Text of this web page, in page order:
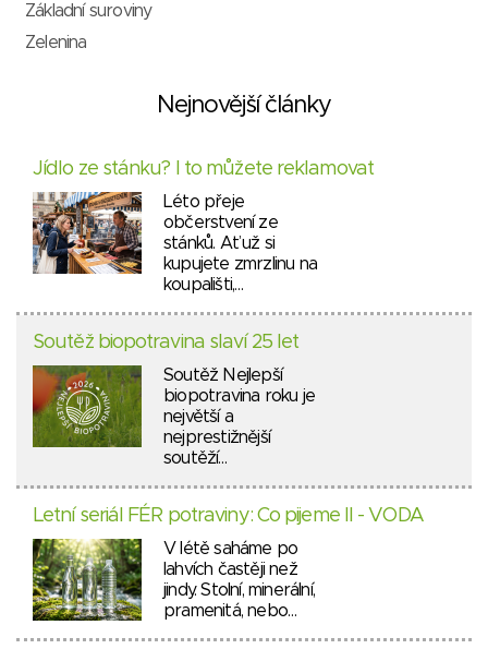
Základní suroviny
Zelenina
Nejnovější články
Jídlo ze stánku? I to můžete reklamovat
Léto přeje
občerstvení ze
stánků. Ať už si
kupujete zmrzlinu na
koupališti,…
Soutěž biopotravina slaví 25 let
Soutěž Nejlepší
biopotravina roku je
největší a
nejprestižnější
soutěží…
Letní seriál FÉR potraviny: Co pijeme II - VODA
V létě saháme po
lahvích častěji než
jindy. Stolní, minerální,
pramenitá, nebo…